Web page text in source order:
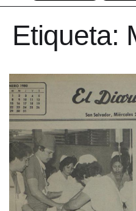
Etiqueta: